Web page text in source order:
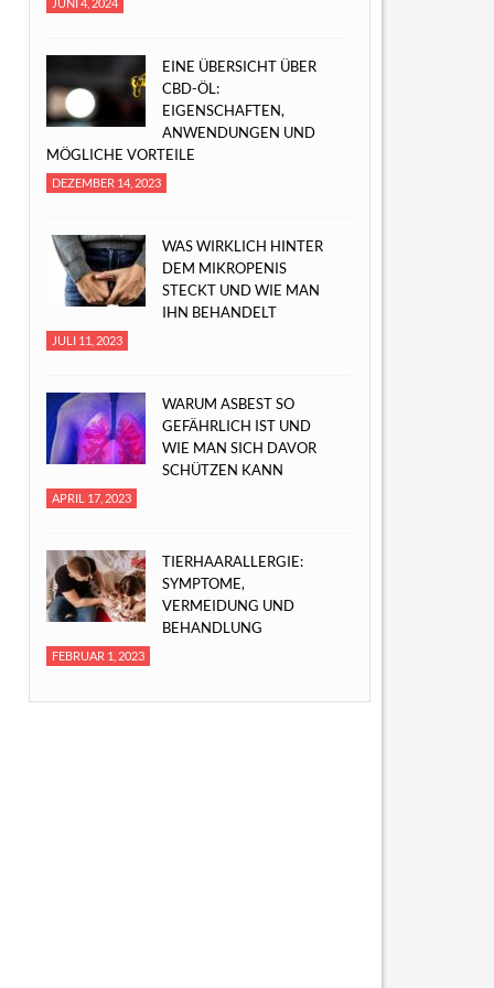
EINE ÜBERSICHT ÜBER
CBD-ÖL:
EIGENSCHAFTEN,
ANWENDUNGEN UND
MÖGLICHE VORTEILE
DEZEMBER 14, 2023
WAS WIRKLICH HINTER
DEM MIKROPENIS
STECKT UND WIE MAN
IHN BEHANDELT
JULI 11, 2023
WARUM ASBEST SO
GEFÄHRLICH IST UND
WIE MAN SICH DAVOR
SCHÜTZEN KANN
APRIL 17, 2023
TIERHAARALLERGIE:
SYMPTOME,
VERMEIDUNG UND
BEHANDLUNG
FEBRUAR 1, 2023